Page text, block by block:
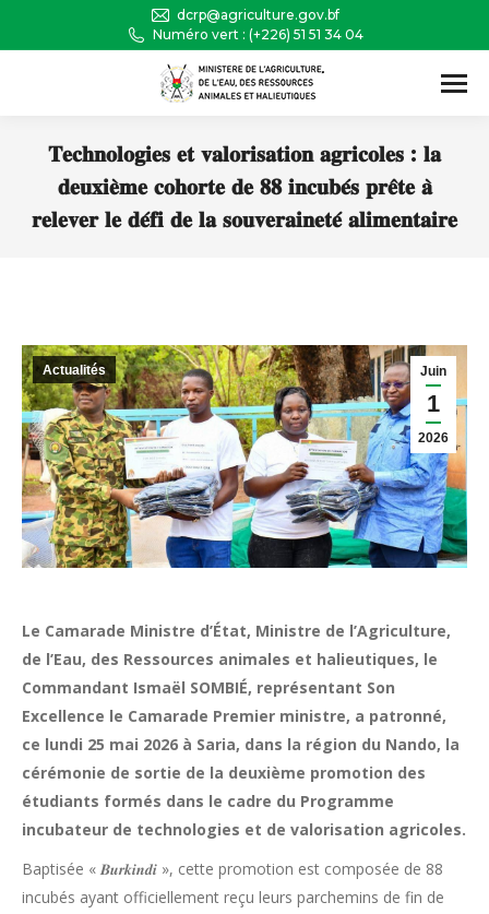
dcrp@agriculture.gov.bf
Numéro vert : (+226) 51 51 34 04
𝐓𝐞𝐜𝐡𝐧𝐨𝐥𝐨𝐠𝐢𝐞𝐬 𝐞𝐭 𝐯𝐚𝐥𝐨𝐫𝐢𝐬𝐚𝐭𝐢𝐨𝐧 𝐚𝐠𝐫𝐢𝐜𝐨𝐥𝐞𝐬 : 𝐥𝐚
𝐝𝐞𝐮𝐱𝐢𝐞̀𝐦𝐞 𝐜𝐨𝐡𝐨𝐫𝐭𝐞 𝐝𝐞 𝟖𝟖 𝐢𝐧𝐜𝐮𝐛𝐞́𝐬 𝐩𝐫𝐞̂𝐭𝐞 𝐚̀
𝐫𝐞𝐥𝐞𝐯𝐞𝐫 𝐥𝐞 𝐝𝐞́𝐟𝐢 𝐝𝐞 𝐥𝐚 𝐬𝐨𝐮𝐯𝐞𝐫𝐚𝐢𝐧𝐞𝐭𝐞́ 𝐚𝐥𝐢𝐦𝐞𝐧𝐭𝐚𝐢𝐫𝐞
Juin
1
2026
Actualités
Le Camarade Ministre d’État, Ministre de l’Agriculture,
de l’Eau, des Ressources animales et halieutiques, le
Commandant Ismaël SOMBIÉ, représentant Son
Excellence le Camarade Premier ministre, a patronné,
ce lundi 25 mai 2026 à Saria, dans la région du Nando, la
cérémonie de sortie de la deuxième promotion des
étudiants formés dans le cadre du Programme
incubateur de technologies et de valorisation agricoles.
Baptisée « 𝑩𝒖𝒓𝒌𝒊𝒏𝒅𝒊 », cette promotion est composée de 88
incubés ayant officiellement reçu leurs parchemins de fin de